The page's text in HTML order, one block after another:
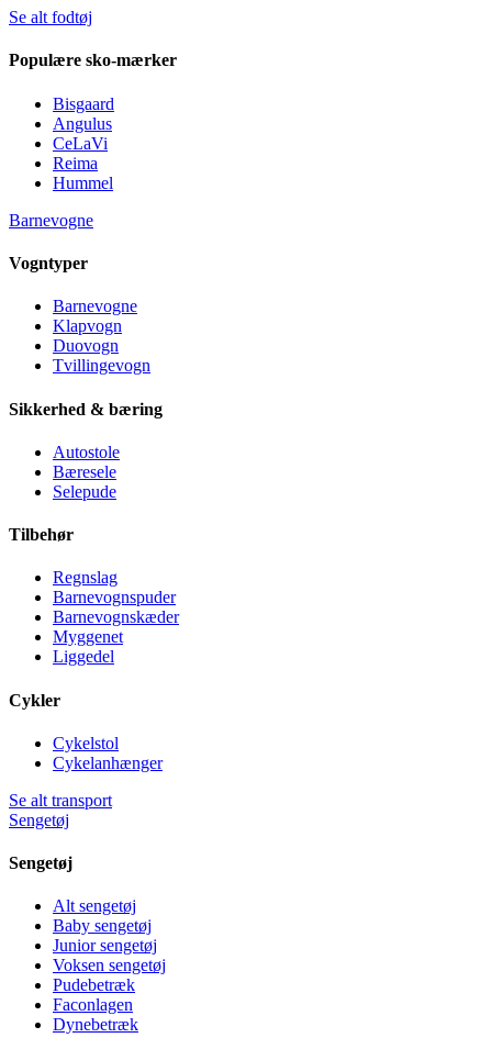
Se alt fodtøj
Populære sko-mærker
Bisgaard
Angulus
CeLaVi
Reima
Hummel
Barnevogne
Vogntyper
Barnevogne
Klapvogn
Duovogn
Tvillingevogn
Sikkerhed & bæring
Autostole
Bæresele
Selepude
Tilbehør
Regnslag
Barnevognspuder
Barnevognskæder
Myggenet
Liggedel
Cykler
Cykelstol
Cykelanhænger
Se alt transport
Sengetøj
Sengetøj
Alt sengetøj
Baby sengetøj
Junior sengetøj
Voksen sengetøj
Pudebetræk
Faconlagen
Dynebetræk